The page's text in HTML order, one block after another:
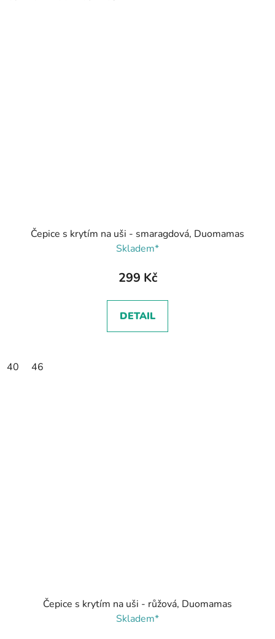
Čepice s krytím na uši - smaragdová, Duomamas
Skladem*
299 Kč
DETAIL
40 46
Čepice s krytím na uši - růžová, Duomamas
Skladem*